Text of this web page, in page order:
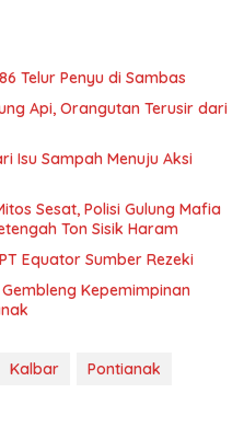
Telur Penyu di Sambas
Api, Orangutan Terusir dari
Isu Sampah Menuju Aksi
Sesat, Polisi Gulung Mafia
Ton Sisik Haram
Equator Sumber Rezeki
Kepemimpinan
Kalbar
Pontianak